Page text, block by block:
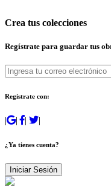
Crea tus colecciones
Regístrate para guardar tus
Regístrate con:
| | | |
¿Ya tienes cuenta?
Iniciar Sesión